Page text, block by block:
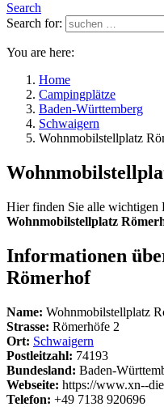
Search
Search for:
You are here:
Home
Campingplätze
Baden-Württemberg
Schwaigern
Wohnmobilstellplatz
Hier finden Sie alle wichtigen
Wohnmobilstellplatz
Informationen
Römerhof
Name: Wohnmobilstellplatz
Strasse: Römerhöfe 2
Ort: Schwaigern
Postleitzahl: 74193
Bundesland: Baden-
Webseite: https://www.xn--
Telefon: +49 7138 920696